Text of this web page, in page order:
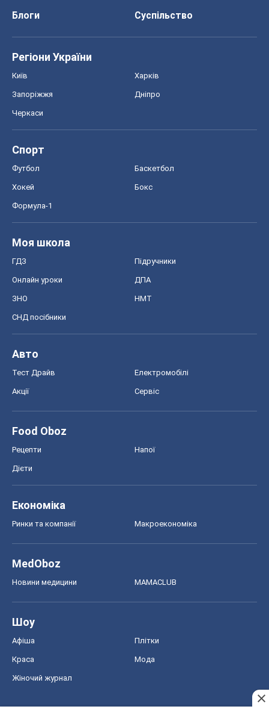
Блоги
Суспільство
Регіони України
Київ Харків
Запоріжжя Дніпро
Черкаси
Спорт
Футбол Баскетбол
Хокей Бокс
Формула-1
Моя школа
ГДЗ Підручники
Онлайн уроки ДПА
ЗНО НМТ
СНД посібники
Авто
Тест Драйв Електромобілі
Акції Сервіс
Food Oboz
Рецепти Напої
Дієти
Економіка
Ринки та компанії Макроекономіка
MedOboz
Новини медицини MAMACLUB
Шоу
Афіша Плітки
Краса Мода
Жіночий журнал